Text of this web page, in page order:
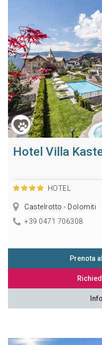
Hotel Villa
HOTEL
Castelrotto - Dolomiti
+39 0471 706308
Prenota